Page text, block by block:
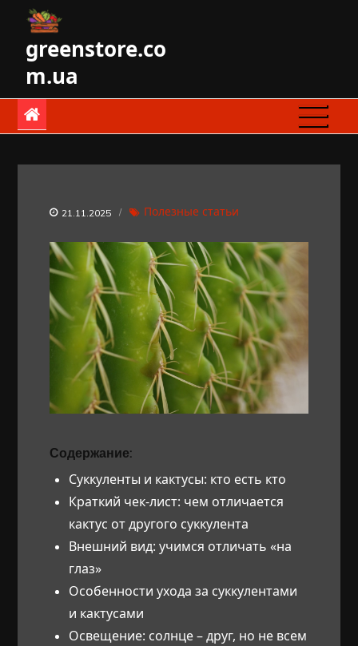
contentgreenstore.co
m.ua
21.11.2025 Полезные статьи
Содержание:
Суккуленты и кактусы: кто есть кто
Краткий чек-лист: чем отличается
кактус от другого суккулента
Внешний вид: учимся отличать «на
глаз»
Особенности ухода за суккулентами
и кактусами
Освещение: солнце – друг, но не всем